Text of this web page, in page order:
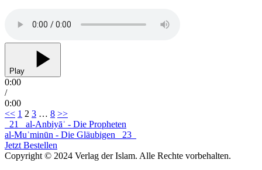
Play
0:00
/
0:00
Seitennummerierung
der
Beiträge
<< 1 2 3 … 8 >>
21
al-Anbiyāʾ - Die Propheten
al-Muʾminūn - Die Gläubigen 23
Jetzt Bestellen
Copyright © 2024 Verlag der Islam. Alle Rechte vorbehalten.